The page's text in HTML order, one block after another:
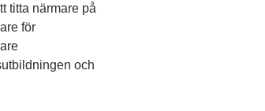
titta närmare på
för
och